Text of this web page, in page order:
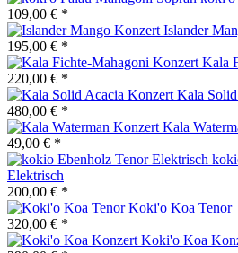
109,00 € *
Islander
195,00 € *
Kala
220,00 € *
Kala
480,00 € *
Kala
49,00 € *
Elektrisch
200,00 € *
Koki'o Koa Tenor
320,00 € *
Koki'o Koa